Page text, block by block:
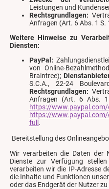
Leistungen und
Rechtsgrundlagen:
Anfragen (Art. 6 Abs. 1 S.
Weitere Hinweise zu
Diensten:
PayPal:
von Online-
Braintree);
S.C.A., 22-24
Rechtsgrundlagen:
Anfragen (Art. 6 Abs.
https://www.paypal.com/
https://
full .
Bereitstellung des
Wir verarbeiten die Daten der
Dienste zur Verfügung
verarbeiten wir die IP-Adresse
die Inhalte und Funktionen
oder das Endgerät der Nutzer